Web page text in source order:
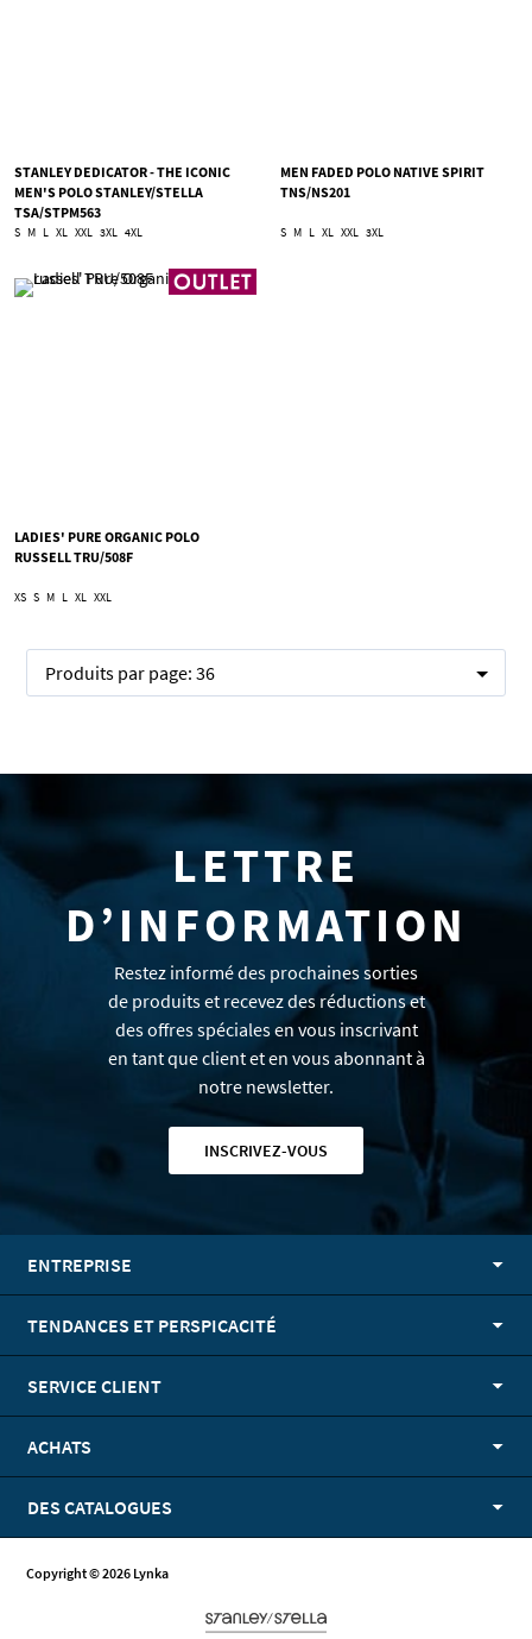
STANLEY DEDICATOR - THE ICONIC
MEN'S POLO STANLEY/STELLA
TSA/STPM563
S M L XL XXL 3XL 4XL
MEN FADED POLO NATIVE SPIRIT
TNS/NS201
S M L XL XXL 3XL
LADIES' PURE ORGANIC POLO
RUSSELL TRU/508F
XS S M L XL XXL
Produits par page: 36
LETTRE
D’INFORMATION
Restez informé des prochaines sorties
de produits et recevez des réductions et
des offres spéciales en vous inscrivant
en tant que client et en vous abonnant à
notre newsletter.
INSCRIVEZ-VOUS
ENTREPRISE
TENDANCES ET PERSPICACITÉ
SERVICE CLIENT
ACHATS
DES CATALOGUES
Copyright © 2026 Lynka